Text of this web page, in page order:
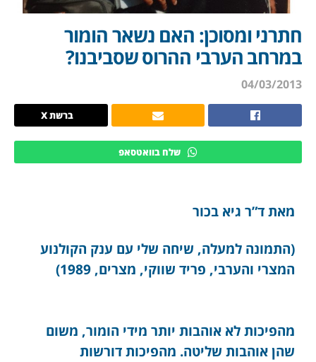
חתרני ומסוכן: האם נשאר הומור
במרחב הערבי ההרוס שסביבנו?
04/03/2013
ברשת X
שלח בוואטסאפ
מאת ד”ר גיא בכור
(התמונה למעלה, שיחה שלי עם ענק הקולנוע
המצרי והערבי, פריד שווקי, מצרים, 1989)
מהפיכות לא אוהבות יותר מידי הומור, משום
שהן אוהבות שליטה. מהפיכות דורשות